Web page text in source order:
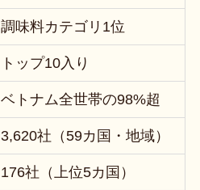
調味料カテゴリ1位
トップ10入り
ベトナム全世帯の98%超
3,620社（59カ国・地域）
176社（上位5カ国）